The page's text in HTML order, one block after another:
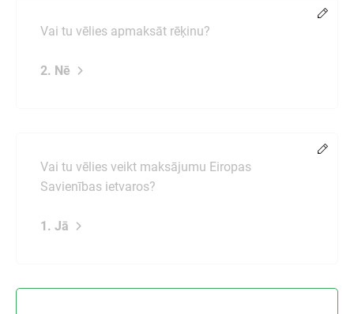
Vai tu vēlies apmaksāt rēķinu?
2. Nē
Vai tu vēlies veikt maksājumu Eiropas
Savienības ietvaros?
1. Jā